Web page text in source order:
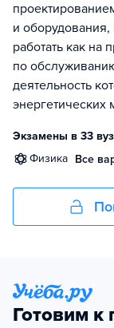
и
работать как на
по
деятельность
энергетических
Экзамены в 33
физика Все
Готовим к